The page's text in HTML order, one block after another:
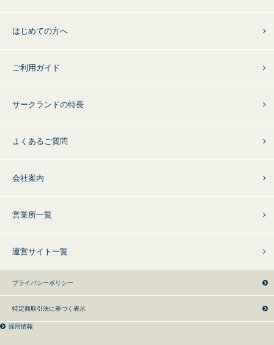
はじめての方へ
ご利用ガイド
サークランドの特長
よくあるご質問
会社案内
営業所一覧
運営サイト一覧
プライバシーポリシー
特定商取引法に基づく表示
採用情報